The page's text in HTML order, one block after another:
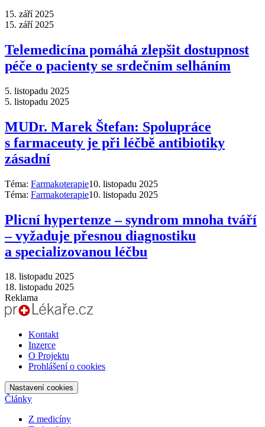
15. září 2025
15. září 2025
Telemedicína pomáhá zlepšit dostupnost
péče o pacienty se srdečním selháním
5. listopadu 2025
5. listopadu 2025
MUDr. Marek Štefan: Spolupráce
s farmaceuty je při léčbě antibiotiky
zásadní
Téma: Farmakoterapie10. listopadu 2025
Téma: Farmakoterapie10. listopadu 2025
Plicní hypertenze –⁠ syndrom mnoha tváří
–⁠ vyžaduje přesnou diagnostiku
a specializovanou léčbu
18. listopadu 2025
18. listopadu 2025
Reklama
Kontakt
Inzerce
O Projektu
Prohlášení o cookies
Nastavení cookies
Články
Z medicíny